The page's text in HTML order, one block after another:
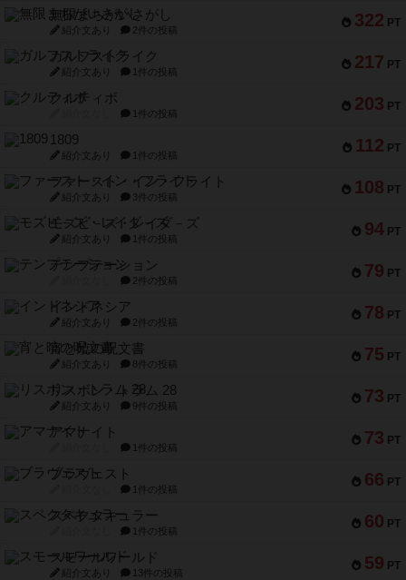
322 PT
無限まちがいさがし
紹介文あり 2件の投稿
217 PT
ガルフストライク
紹介文あり 1件の投稿
203 PT
クルティボ
1件の投稿
112 PT
1809
紹介文あり 1件の投稿
108 PT
ファースト・イン・フライト
紹介文あり 3件の投稿
94 PT
モズビ－ズ・レイダ－ズ
紹介文あり 1件の投稿
79 PT
テンプテーション
2件の投稿
78 PT
インドネシア
紹介文あり 2件の投稿
75 PT
宵と暁の呪文書
紹介文あり 8件の投稿
73 PT
リスボン・トラム 28
紹介文あり 9件の投稿
73 PT
アマナイト
1件の投稿
66 PT
ブラヴェスト
1件の投稿
60 PT
スペクタキュラー
1件の投稿
59 PT
スモールワールド
紹介文あり 13件の投稿